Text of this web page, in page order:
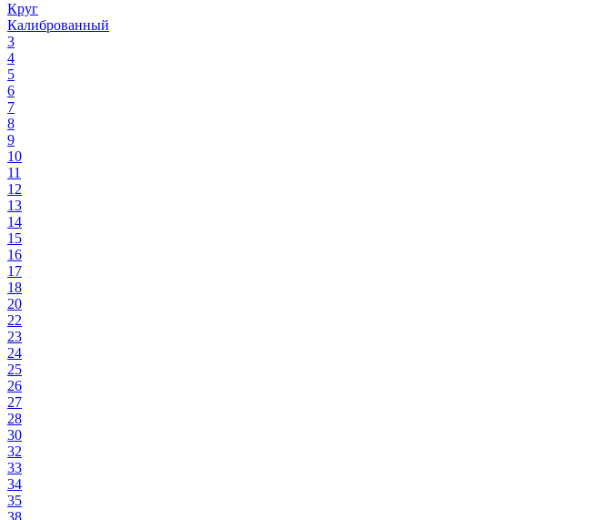
Круг
Калиброванный
3
4
5
6
7
8
9
10
11
12
13
14
15
16
17
18
20
22
23
24
25
26
27
28
30
32
33
34
35
38